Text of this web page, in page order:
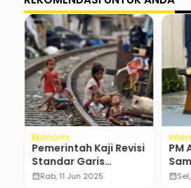
Ekonomi
Pemerintah Kaji Revisi
Standar Garis
Kemiskinan Nasional
calendar_monthRab, 11 Jun 2025
PM
calendar_month